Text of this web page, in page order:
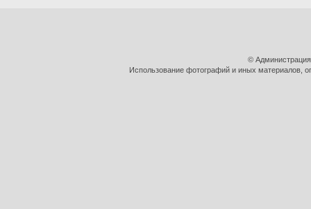
©
Использование фотографий и иных материалов,